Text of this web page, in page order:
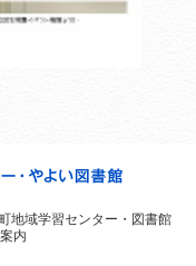
地域学習センター・図書館
内